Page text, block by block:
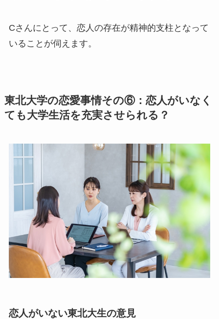
Cさんにとって、恋人の存在が精神的支柱となって
いることが伺えます。
東北大学の恋愛事情その⑥：恋人がいなく
ても大学生活を充実させられる？
恋人がいない東北大生の意見